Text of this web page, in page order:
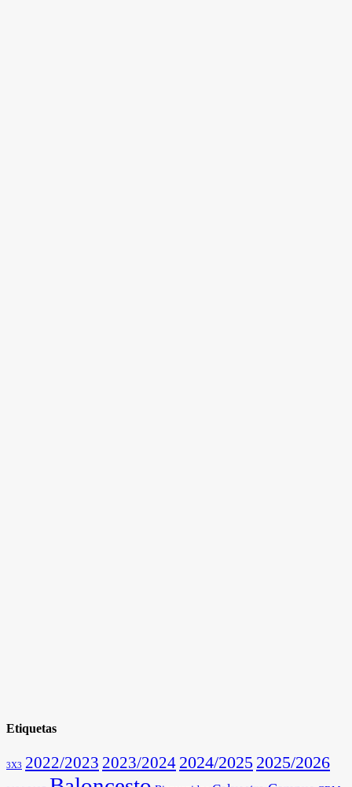
Etiquetas
3X3 2022/2023 2023/2024 2024/2025 2025/2026